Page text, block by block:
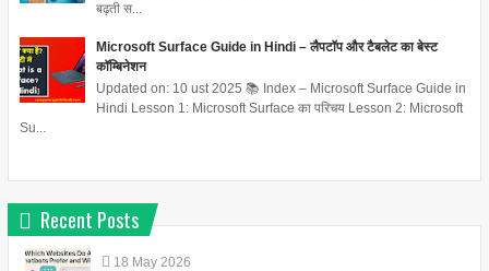
बढ़ती स...
Microsoft Surface Guide in Hindi – लैपटॉप और टैबलेट का बेस्ट
कॉम्बिनेशन
Updated on: 10 ust 2025 📚 Index – Microsoft Surface Guide in
Hindi Lesson 1: Microsoft Surface का परिचय Lesson 2: Microsoft
Su...
Recent Posts
18 May 2026